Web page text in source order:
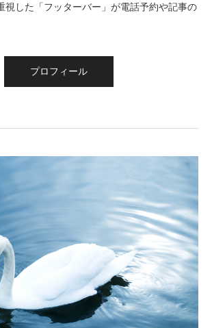
視した「フッターバー」が電話予約や記事の
プロフィール